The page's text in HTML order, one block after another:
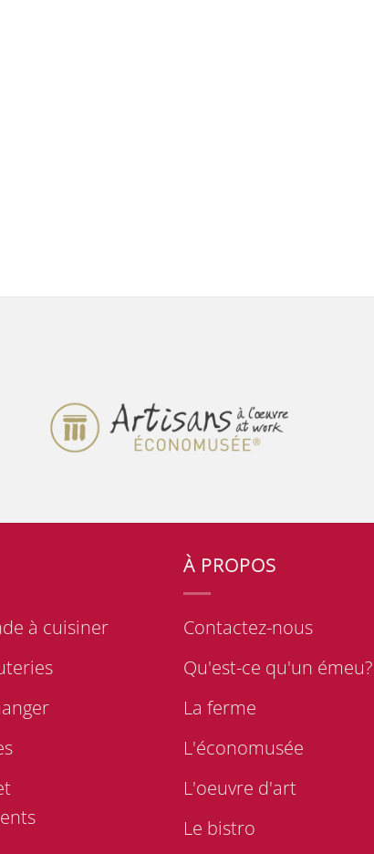
à cuisiner
À PROPOS
Contactez-nous
Qu'est-ce qu'un émeu?
La ferme
L'économusée
L'oeuvre d'art
Le bistro